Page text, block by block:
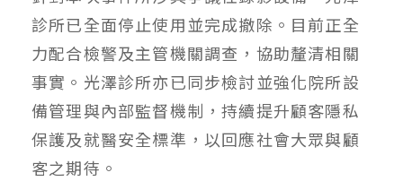
診所已全面停止使用並完成撤除。目前正全
力配合檢警及主管機關調查，協助釐清相關
事實。光澤診所亦已同步檢討並強化院所設
備管理與內部監督機制，持續提升顧客隱私
保護及就醫安全標準，以回應社會大眾與顧
客之期待。